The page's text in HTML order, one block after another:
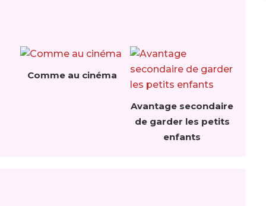
Comme au cinéma
Avantage secondaire
de garder les petits
enfants